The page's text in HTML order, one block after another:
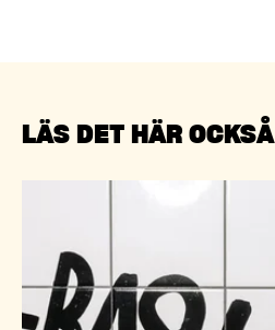
LÄS DET HÄR OCKSÅ